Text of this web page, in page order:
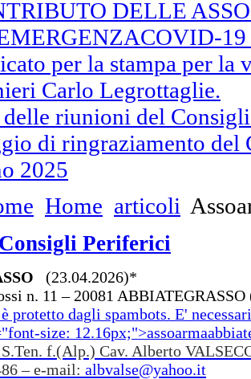
DELLE
19
per la stampa per la
Carlo Legrottaglie.
riunioni del
di ringraziamento del
2025
Home articoli
Periferici
(23.04.2026)*
n. 11 – 20081
protetto dagli spambots. E'
size: 12.16px;">
S.Ten. f.(Alp.) Cav. Alberto
– e-mail: albvalse@yahoo.it